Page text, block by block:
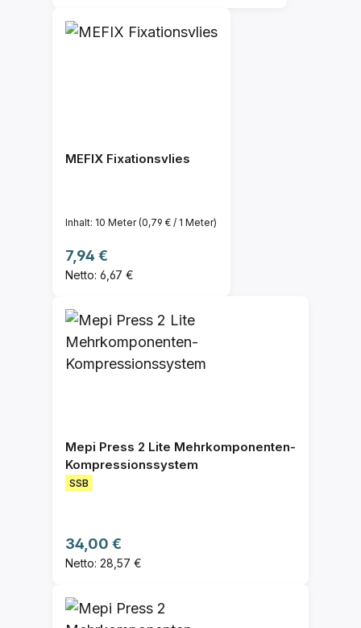
MEFIX Fixationsvlies
Inhalt: 10 Meter(0,79 € / 1 Meter)
Regulärer Preis:
7,94 €
Netto: 6,67 €
Mepi Press 2 Lite Mehrkomponenten-
Kompressionssystem
SSB
Regulärer Preis:
34,00 €
Netto: 28,57 €